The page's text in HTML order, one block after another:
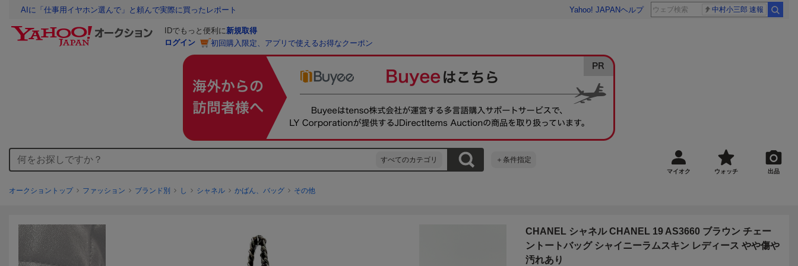
AIに「仕事用イヤホン選んで」と頼んで実際に買ったレポート Yahoo! JAPANヘルプ 中村小三郎 速報
IDでもっと便利に新規取得
ログイン
初回購入限定、アプリで使えるお得なクーポン
すべてのカテゴリ ＋条件指定
マイオク ウォッチ 出品
オークショントップ ファッション ブランド別 し シャネル かばん、バッグ その他
CHANEL シャネル CHANEL 19 AS3660 ブラウン チェー
ントートバッグ シャイニーラムスキン レディース やや傷や
汚れあり